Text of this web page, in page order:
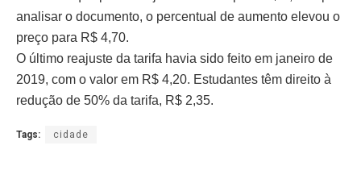
analisar o documento, o percentual de aumento elevou o
preço para R$ 4,70.
O último reajuste da tarifa havia sido feito em janeiro de
2019, com o valor em R$ 4,20. Estudantes têm direito à
redução de 50% da tarifa, R$ 2,35.
Tags: cidade